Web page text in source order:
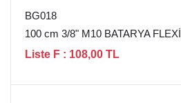
BG018
100 cm 3/8" M10 BATARYA FLEXİ
Liste F : 108,00 TL